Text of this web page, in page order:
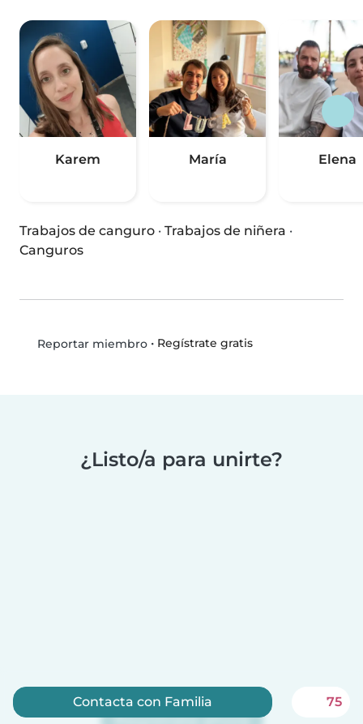
Karem María Elena
Trabajos de canguro · Trabajos de niñera ·
Canguros
Reportar miembro• Regístrate gratis
¿Listo/a para unirte?
Contacta con Familia 75